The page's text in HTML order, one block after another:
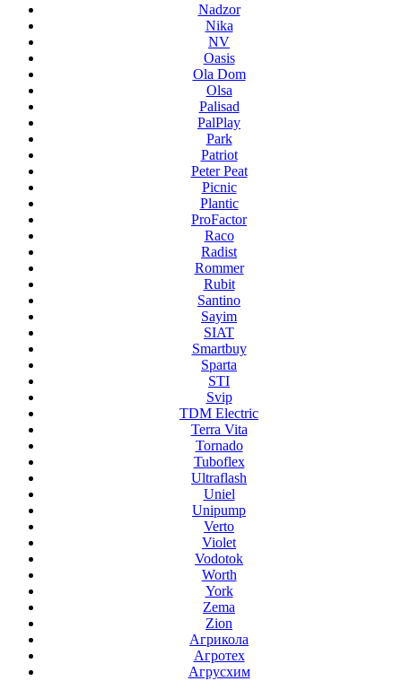
Nadzor
Nika
NV
Oasis
Ola Dom
Olsa
Palisad
PalPlay
Park
Patriot
Peter Peat
Picnic
Plantic
ProFactor
Raco
Radist
Rommer
Rubit
Santino
Sayim
SIAT
Smartbuy
Sparta
STI
Svip
TDM Electric
Terra Vita
Tornado
Tuboflex
Ultraflash
Uniel
Unipump
Verto
Violet
Vodotok
Worth
York
Zema
Zion
Агрикола
Агротех
Агрусхим